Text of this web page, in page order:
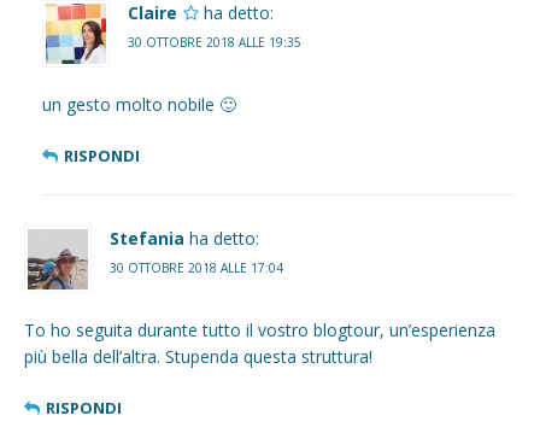
Claire ha detto:
30 OTTOBRE 2018 ALLE 19:35
un gesto molto nobile 🙂
RISPONDI
Stefania ha detto:
30 OTTOBRE 2018 ALLE 17:04
To ho seguita durante tutto il vostro blogtour, un’esperienza
più bella dell’altra. Stupenda questa struttura!
RISPONDI